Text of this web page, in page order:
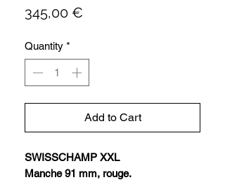
345,00 €
Quantity *
Add to Cart
SWISSCHAMP XXL
Manche 91 mm, rouge.